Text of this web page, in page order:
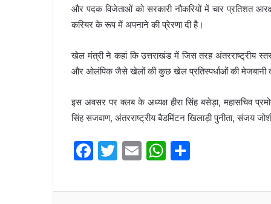
और पदक विजेताओं को सरकारी नौकरियों में चार प्रतिशत
करियर के रूप में अपनाने की प्रेरणा दी है।
खेल मंत्री ने कहां कि उत्तराखंड में जिस तरह अंतरराष्ट्रीय
और ओलंपिक जैसे खेलों की कुछ खेल प्रतिस्पर्धाओं की
इस अवसर पर क्लब के अध्यक्ष हीरा सिंह बसेड़ा, महासचिव
सिंह सजवाण, अंतरराष्ट्रीय बैडमिंटन खिलाड़ी पुनीता, संजय
F
c
T
itt
E
ai
W
at ar